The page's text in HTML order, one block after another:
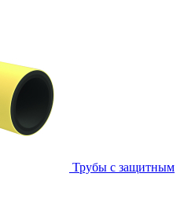
Трубы с защитным